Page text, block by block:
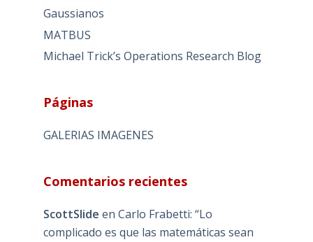
Gaussianos
MATBUS
Michael Trick’s Operations Research Blog
Páginas
GALERIAS IMAGENES
Comentarios recientes
ScottSlide en Carlo Frabetti: “Lo
complicado es que las matemáticas sean